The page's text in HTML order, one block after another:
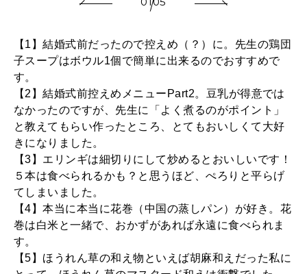
【1】結婚式前だったので控えめ（？）に。先生の鶏団
子スープはボウル1個で簡単に出来るのでおすすめで
す。
【2】結婚式前控えめメニューPart2。豆乳が得意では
なかったのですが、先生に「よく煮るのがポイント」
と教えてもらい作ったところ、とてもおいしくて大好
きになりました。
【3】エリンギは細切りにして炒めるとおいしいです！
５本は食べられるかも？と思うほど、ぺろりと平らげ
てしまいました。
【4】本当に本当に花巻（中国の蒸しパン）が好き。花
巻は白米と一緒で、おかずがあれば永遠に食べられま
す。
【5】ほうれん草の和え物といえば胡麻和えだった私に